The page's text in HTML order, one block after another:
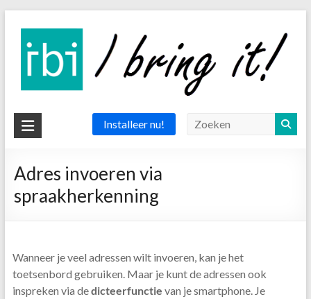
inhoud
IBI
the
delivery
app
Installeer nu!
Adres invoeren via
spraakherkenning
Wanneer je veel adressen wilt invoeren, kan je het
toetsenbord gebruiken. Maar je kunt de adressen ook
inspreken via dedicteerfunctie van je smartphone. Je